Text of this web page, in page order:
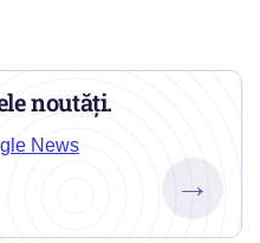
noutăți.
News
→